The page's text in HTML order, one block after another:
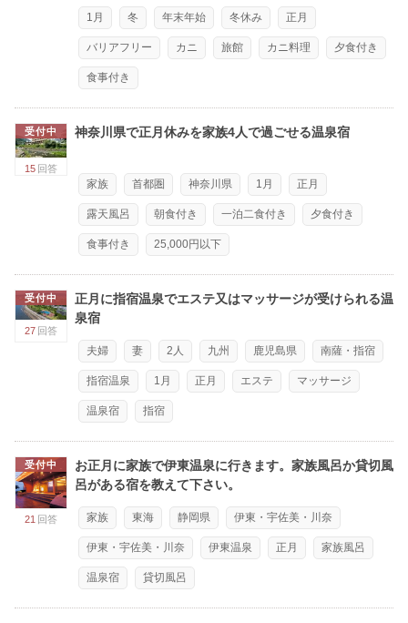
1月 冬 年末年始 冬休み 正月
バリアフリー カニ 旅館 カニ料理 夕食付き
食事付き
受付中
15 回答
神奈川県で正月休みを家族4人で過ごせる温泉宿
家族 首都圏 神奈川県 1月 正月
露天風呂 朝食付き 一泊二食付き 夕食付き
食事付き 25,000円以下
受付中
27 回答
正月に指宿温泉でエステ又はマッサージが受けられる温
泉宿
夫婦 妻 2人 九州 鹿児島県 南薩・指宿
指宿温泉 1月 正月 エステ マッサージ
温泉宿 指宿
受付中
21 回答
お正月に家族で伊東温泉に行きます。家族風呂か貸切風
呂がある宿を教えて下さい。
家族 東海 静岡県 伊東・宇佐美・川奈
伊東・宇佐美・川奈 伊東温泉 正月 家族風呂
温泉宿 貸切風呂